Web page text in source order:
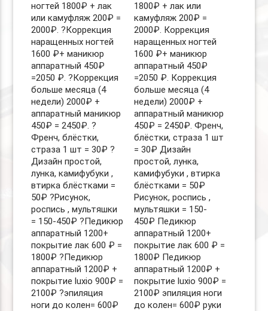
ногтей 1800₽ + лак
или камуфляж 200₽ =
2000₽. ?Коррекция
наращенных ногтей
1600 ₽+ маникюр
аппаратный 450₽
=2050 ₽. ?Коррекция
больше месяца (4
недели) 2000₽ +
аппаратный маникюр
450₽ = 2450₽. ?
Френч, блёстки,
страза 1 шт = 30₽ ?
Дизайн простой,
лунка, камифубуки ,
втирка блёстками =
50₽ ?Рисунок,
роспись , мультяшки
= 150-450₽ ?Педикюр
аппаратный 1200+
покрытие лак 600 ₽ =
1800₽ ?Педикюр
аппаратный 1200₽ +
покрытие luxio 900₽ =
2100₽ ?эпиляция
ноги до колен= 600₽
1800₽ + лак или
камуфляж 200₽ =
2000₽. Коррекция
наращенных ногтей
1600 ₽+ маникюр
аппаратный 450₽
=2050 ₽. Коррекция
больше месяца (4
недели) 2000₽ +
аппаратный маникюр
450₽ = 2450₽. Френч,
блёстки, страза 1 шт
= 30₽ Дизайн
простой, лунка,
камифубуки , втирка
блёстками = 50₽
Рисунок, роспись ,
мультяшки = 150-
450₽ Педикюр
аппаратный 1200+
покрытие лак 600 ₽ =
1800₽ Педикюр
аппаратный 1200₽ +
покрытие luxio 900₽ =
2100₽ эпиляция ноги
до колен= 600₽ руки